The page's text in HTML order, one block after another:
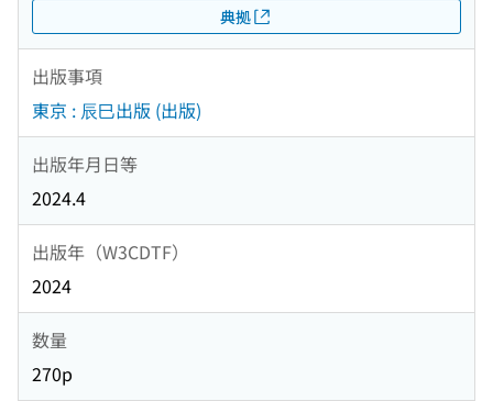
典拠
出版事項
東京 : 辰巳出版 (出版)
出版年月日等
2024.4
出版年（W3CDTF）
2024
数量
270p